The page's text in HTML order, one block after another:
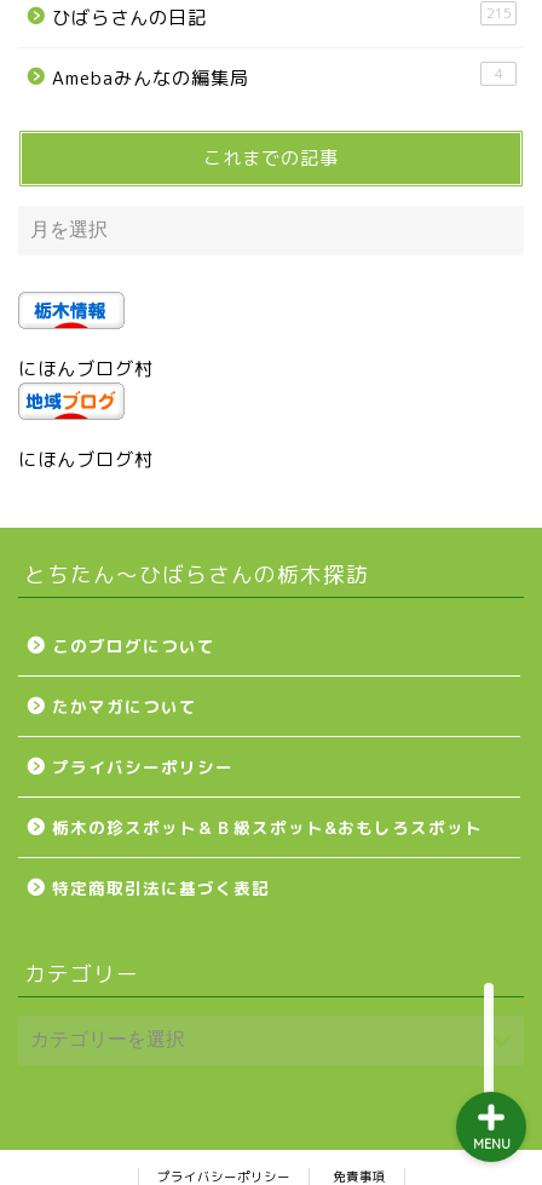
ひばらさんの日記 215
Amebaみんなの編集局 4
これまでの記事
にほんブログ村
にほんブログ村
とちたん〜ひばらさんの栃木探訪
このブログについて
たかマガについて
プライバシーポリシー
栃木の珍スポット＆Ｂ級スポット&おもしろスポット
特定商取引法に基づく表記
カテゴリー
プライバシーポリシー 免責事項
MENU
宇都宮の震災後の様子